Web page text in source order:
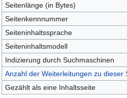
Seitenlänge (in Bytes)
Seitenkennnummer
Seiteninhaltssprache
Seiteninhaltsmodell
Indizierung durch Suchmaschinen
Anzahl der Weiterleitungen zu dieser
Gezählt als eine Inhaltsseite